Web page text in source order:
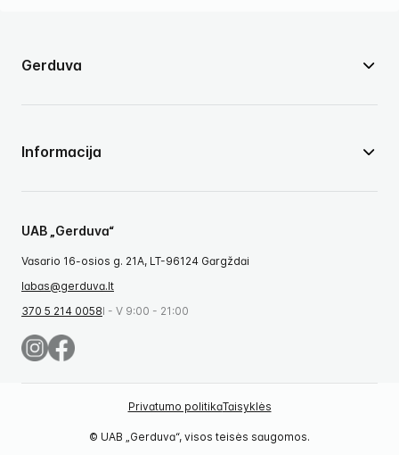
UAB „Gerduva“
Vasario 16-osios g. 21A, LT-96124 Gargždai
labas@gerduva.lt
370 5 214 0058I - V 9:00 - 21:00
Gerduva
Informacija
Privatumo politikaTaisyklės
© UAB „Gerduva“, visos teisės saugomos.